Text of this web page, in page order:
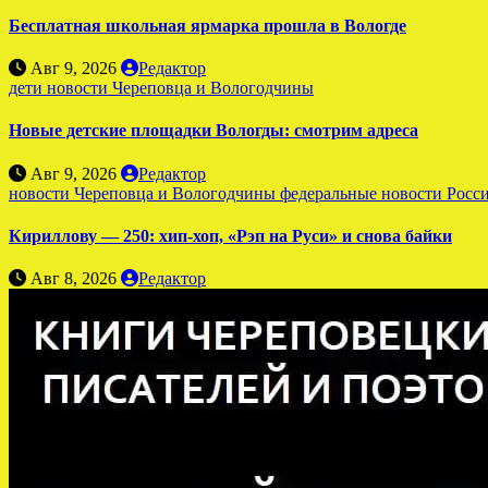
Бесплатная школьная ярмарка прошла в Вологде
Авг 9, 2026
Редактор
дети новости Череповца и Вологодчины
Новые детские площадки Вологды: смотрим адреса
Авг 9, 2026
Редактор
новости Череповца и Вологодчины федеральные новости
Кириллову — 250: хип-хоп, «Рэп на Руси» и снова байки
Авг 8, 2026 Редактор